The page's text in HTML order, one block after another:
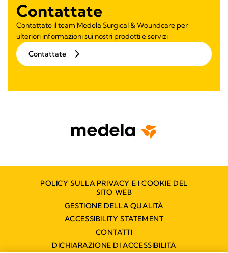
Contattate
Contattate il team Medela Surgical & Woundcare per
ulteriori informazioni sui nostri prodotti e servizi
Contattate
POLICY SULLA PRIVACY E I COOKIE DEL
SITO WEB
GESTIONE DELLA QUALITÀ
ACCESSIBILITY STATEMENT
CONTATTI
DICHIARAZIONE DI ACCESSIBILITÀ